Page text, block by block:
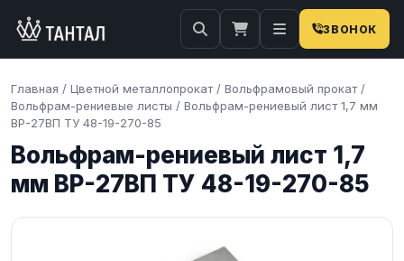
ЗВОНОК
Главная / Цветной металлопрокат / Вольфрамовый прокат /
Вольфрам-рениевые листы / Вольфрам-рениевый лист 1,7 мм
ВР-27ВП ТУ 48-19-270-85
Вольфрам-рениевый лист 1,7
мм ВР-27ВП ТУ 48-19-270-85